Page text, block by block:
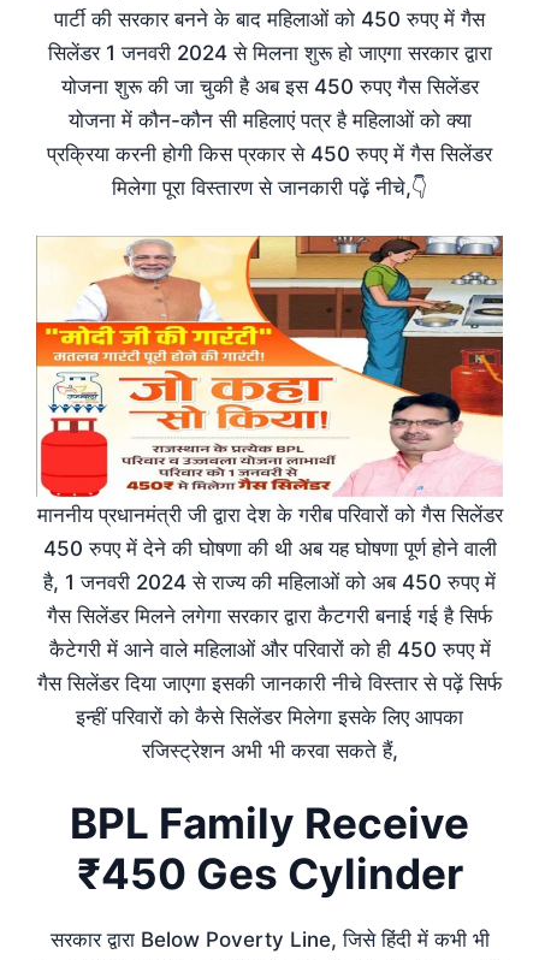
पार्टी की सरकार बनने के बाद महिलाओं को 450 रुपए में गैस
सिलेंडर 1 जनवरी 2024 से मिलना शुरू हो जाएगा सरकार द्वारा
योजना शुरू की जा चुकी है अब इस 450 रुपए गैस सिलेंडर
योजना में कौन-कौन सी महिलाएं पत्र है महिलाओं को क्या
प्रक्रिया करनी होगी किस प्रकार से 450 रुपए में गैस सिलेंडर
मिलेगा पूरा विस्तारण से जानकारी पढ़ें नीचे,👇
माननीय प्रधानमंत्री जी द्वारा देश के गरीब परिवारों को गैस सिलेंडर
450 रुपए में देने की घोषणा की थी अब यह घोषणा पूर्ण होने वाली
है, 1 जनवरी 2024 से राज्य की महिलाओं को अब 450 रुपए में
गैस सिलेंडर मिलने लगेगा सरकार द्वारा कैटगरी बनाई गई है सिर्फ
कैटेगरी में आने वाले महिलाओं और परिवारों को ही 450 रुपए में
गैस सिलेंडर दिया जाएगा इसकी जानकारी नीचे विस्तार से पढ़ें सिर्फ
इन्हीं परिवारों को कैसे सिलेंडर मिलेगा इसके लिए आपका
रजिस्ट्रेशन अभी भी करवा सकते हैं,
BPL Family Receive
₹450 Ges Cylinder
सरकार द्वारा Below Poverty Line, जिसे हिंदी में कभी भी